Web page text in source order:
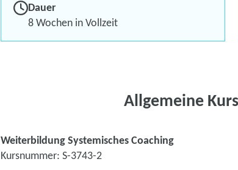
Dauer
8 Wochen in Vollzeit
Allgemeine
Weiterbildung Systemisches Coaching
Kursnummer: S-3743-2